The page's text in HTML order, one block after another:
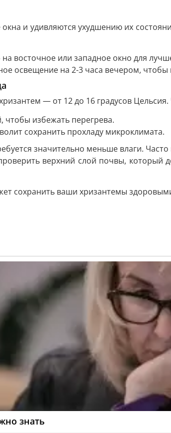
и удивляются ухудшению их
восточное или западное окно для
освещение на 2-3 часа вечером, чтобы
— от 12 до 16 градусов
чтобы избежать перегрева.
сохранить прохладу микроклимата.
значительно меньше влаги.
верхний слой почвы, который
сохранить ваши хризантемы
знать